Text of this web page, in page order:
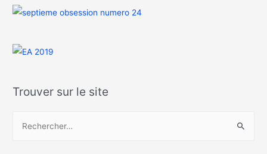
Trouver sur le site